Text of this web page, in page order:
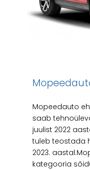
Mopeedauto
saab
juulist 2022
tuleb teostada
2023.
kategooria